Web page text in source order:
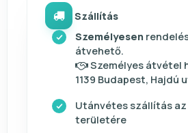
Szállítás
Személyesen
átvehető.
Személyes átvétel
1139 Budapest, Hajdú
Utánvétes szállítás
területére